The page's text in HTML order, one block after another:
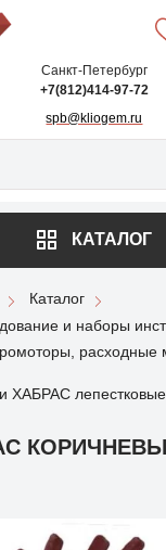
Санкт-Петербург
+7(812)414-97-72
spb@kliogem.ru
КАТАЛОГ
Каталог
и наборы
расходные
ХАБРАС лепестковые